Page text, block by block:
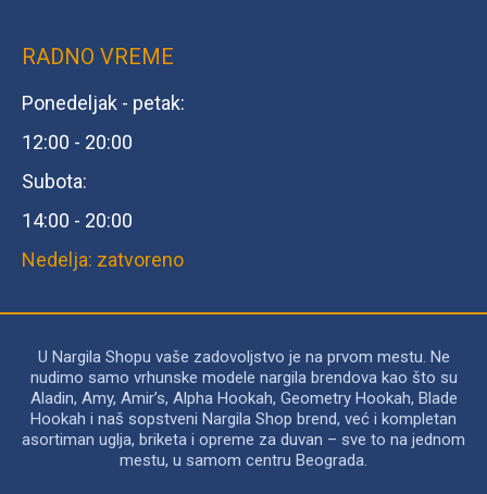
RADNO VREME
Ponedeljak - petak:
12:00 - 20:00
Subota:
14:00 - 20:00
Nedelja: zatvoreno
U Nargila Shopu vaše zadovoljstvo je na prvom mestu. Ne
nudimo samo vrhunske modele nargila brendova kao što su
Aladin, Amy, Amir’s, Alpha Hookah, Geometry Hookah, Blade
Hookah i naš sopstveni Nargila Shop brend, već i kompletan
asortiman uglja, briketa i opreme za duvan – sve to na jednom
mestu, u samom centru Beograda.